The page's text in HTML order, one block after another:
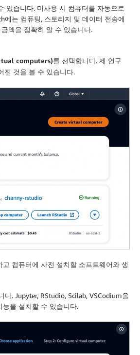
있습니다. 미사용 시 컴퓨터를 자동으로
에는 컴퓨팅, 스토리지 및 데이터 전송에
액을 정확히 알 수 있습니다.
computers)를 선택합니다. 제 연구
진 것을 볼 수 있습니다.
컴퓨터에 사전 설치할 소프트웨어와 생
. Jupyter, RStudio, Scilab, VSCodium을
을 설치할 수 있습니다.